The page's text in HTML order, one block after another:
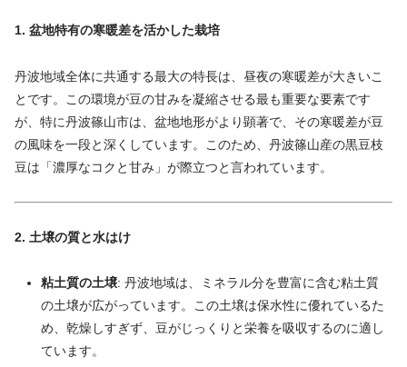
1. 盆地特有の寒暖差を活かした栽培
丹波地域全体に共通する最大の特長は、昼夜の寒暖差が大きいこ
とです。この環境が豆の甘みを凝縮させる最も重要な要素です
が、特に丹波篠山市は、盆地地形がより顕著で、その寒暖差が豆
の風味を一段と深くしています。このため、丹波篠山産の黒豆枝
豆は「濃厚なコクと甘み」が際立つと言われています。
2. 土壌の質と水はけ
粘土質の土壌: 丹波地域は、ミネラル分を豊富に含む粘土質
の土壌が広がっています。この土壌は保水性に優れているた
め、乾燥しすぎず、豆がじっくりと栄養を吸収するのに適し
ています。